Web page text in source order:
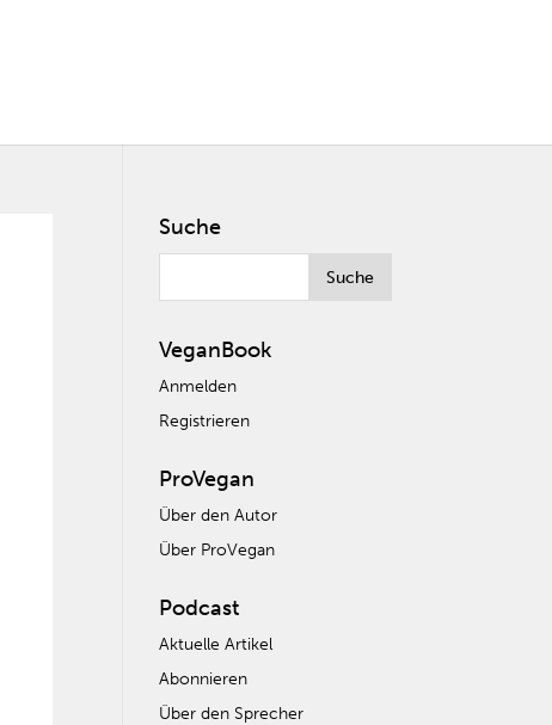
Suche
VeganBook
Anmelden
Registrieren
ProVegan
Über den Autor
Über ProVegan
Podcast
Aktuelle Artikel
Abonnieren
Über den Sprecher